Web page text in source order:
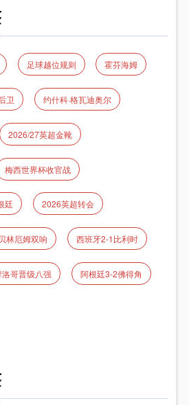
足球越位规则 霍芬海姆
卫 约什科·格瓦迪奥尔
2026/27英超金靴
梅西世界杯收官战
廷 2026英超转会
贝林厄姆双响 西班牙2-1比利时
洛哥晋级八强 阿根廷3-2佛得角